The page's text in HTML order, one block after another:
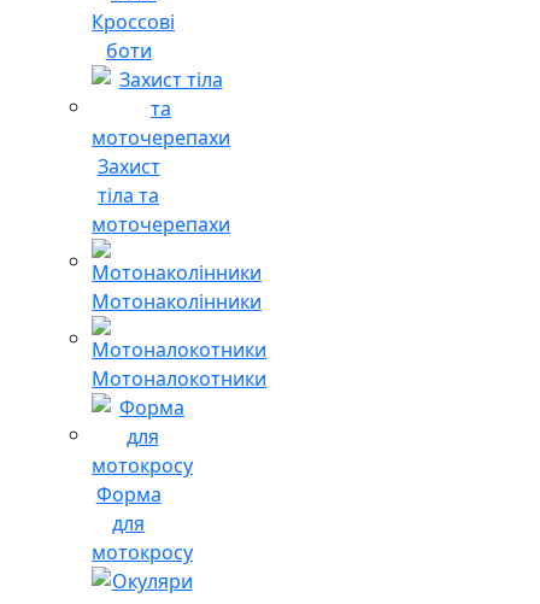
Кроссові
боти
Захист
тіла та
моточерепахи
Мотонаколінники
Мотоналокотники
Форма
для
мотокросу